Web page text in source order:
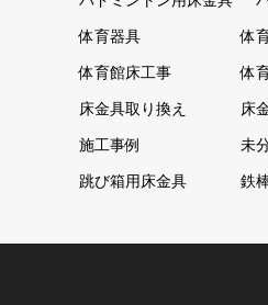
体育器具 体
体育館床工事 体
床金具取り換え 床
施工事例 未
跳び箱用床金具 鉄